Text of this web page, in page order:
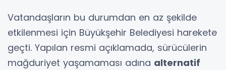
Vatandaşların bu durumdan en az şekilde
etkilenmesi için Büyükşehir Belediyesi harekete
geçti. Yapılan resmi açıklamada, sürücülerin
mağduriyet yaşamaması adına alternatif